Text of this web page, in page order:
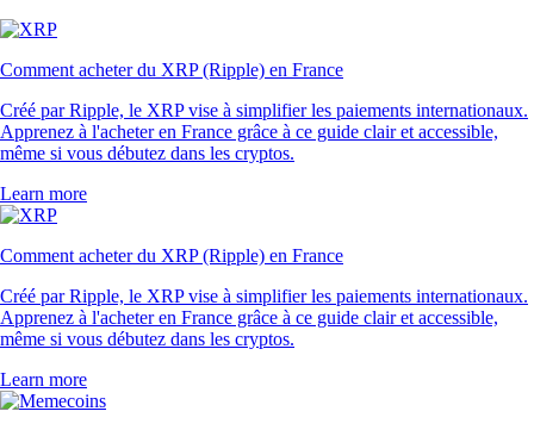
Comment acheter du XRP (Ripple) en France
Créé par Ripple, le XRP vise à simplifier les paiements internationaux.
Apprenez à l'acheter en France grâce à ce guide clair et accessible,
même si vous débutez dans les cryptos.
Learn more
Comment acheter du XRP (Ripple) en France
Créé par Ripple, le XRP vise à simplifier les paiements internationaux.
Apprenez à l'acheter en France grâce à ce guide clair et accessible,
même si vous débutez dans les cryptos.
Learn more